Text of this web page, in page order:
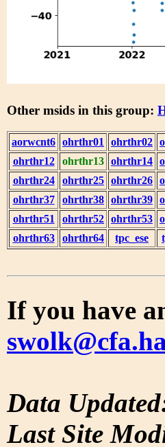
Other msids in this group:
aorwcnt6 ohrthr01 ohrthr02
ohrthr12
ohrthr13 ohrthr14
ohrthr24
ohrthr25 ohrthr26
ohrthr37
ohrthr38 ohrthr39
ohrthr51
ohrthr52 ohrthr53
ohrthr63
ohrthr64 tpc_ese
If you have
Data
Last Site